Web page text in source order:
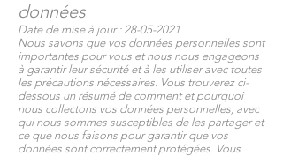
données
Date de mise à jour :28-05-2021
Nous savons que vos données personnelles sont
importantes pour vous et nous nous engageons
à garantir leur sécurité et à les utiliser avec toutes
les précautions nécessaires. Vous trouverez ci-
dessous un résumé de comment et pourquoi
nous collectons vos données personnelles, avec
qui nous sommes susceptibles de les partager et
ce que nous faisons pour garantir que vos
données sont correctement protégées. Vous